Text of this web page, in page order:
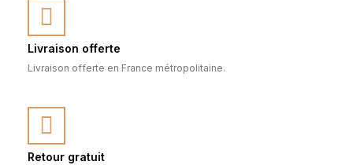
Livraison offerte
Livraison offerte en France métropolitaine.
Retour gratuit